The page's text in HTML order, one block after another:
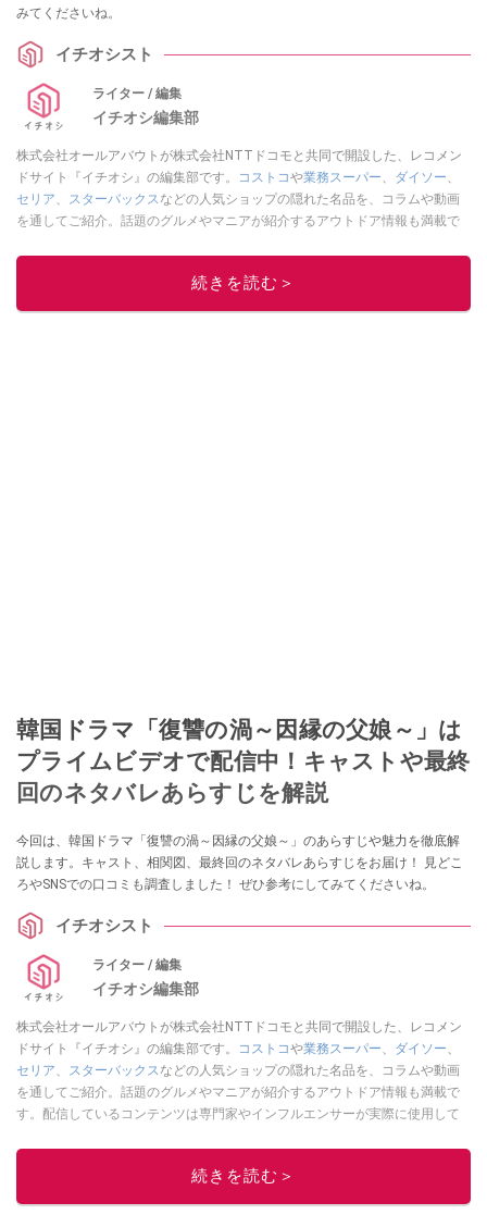
みてくださいね。
イチオシスト
ライター / 編集
イチオシ編集部
株式会社オールアバウトが株式会社NTTドコモと共同で開設した、レコメン
ドサイト『イチオシ』の編集部です。
コストコや業務スーパー、 ダイソー、
セリア、 スターバックスなどの人気ショップの隠れた名品を、コラムや動画
を通してご紹介。話題のグルメやマニアが紹介するアウトドア情報も満載で
レビューしています。毎日トレンド情報をお届けしているので、ぜひ
してください！続きを読む＞
韓国ドラマ「復讐の渦～因縁の父娘～」は
プライムビデオで配信中！キャストや最終
回のネタバレあらすじを解説
今回は、韓国ドラマ「復讐の渦～因縁の父娘～」のあらすじや魅力を徹底解
説します。キャスト、相関図、最終回のネタバレあらすじをお届け！ 見どこ
ろやSNSでの口コミも調査しました！ ぜひ参考にしてみてくださいね。
イチオシスト
ライター / 編集
イチオシ編集部
株式会社オールアバウトが株式会社NTTドコモと共同で開設した、レコメン
ドサイト『イチオシ』の編集部です。
コストコや業務スーパー、 ダイソー、
セリア、 スターバックスなどの人気ショップの隠れた名品を、コラムや動画
を通してご紹介。話題のグルメやマニアが紹介するアウトドア情報も満載で
す。配信しているコンテンツは専門家やインフルエンサーが実際に使用して
ニュースでフォロー
続きを読む＞